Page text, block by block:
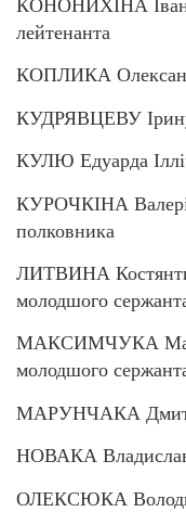
лейтенанта
КОПЛИКА
КУДРЯВЦЕВУ
КУЛЮ Едуарда
КУРОЧКІНА
полковника
ЛИТВИНА
молодшого
МАКСИМЧУКА
молодшого
МАРУНЧАКА
НОВАКА
ОЛЕКСЮКА